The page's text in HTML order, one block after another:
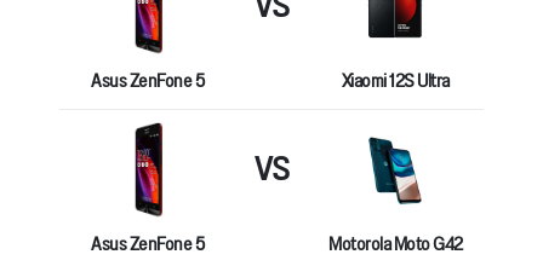
Asus ZenFone 5 Xiaomi 12S Ultra
Asus ZenFone 5
VS
Motorola Moto G42